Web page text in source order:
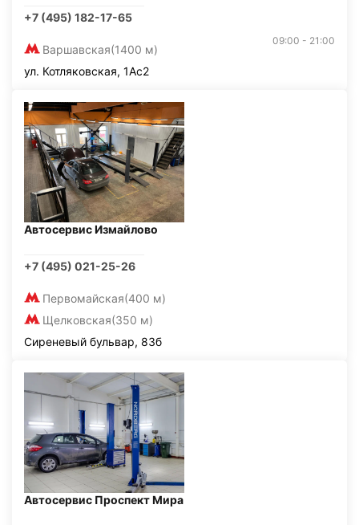
+7 (495) 182-17-65
Варшавская(1400 м)
09:00 - 21:00
ул. Котляковская, 1Ас2
Автосервис Измайлово
+7 (495) 021-25-26
Первомайская(400 м)
Щелковская(350 м)
Сиреневый бульвар, 83б
Автосервис Проспект Мира